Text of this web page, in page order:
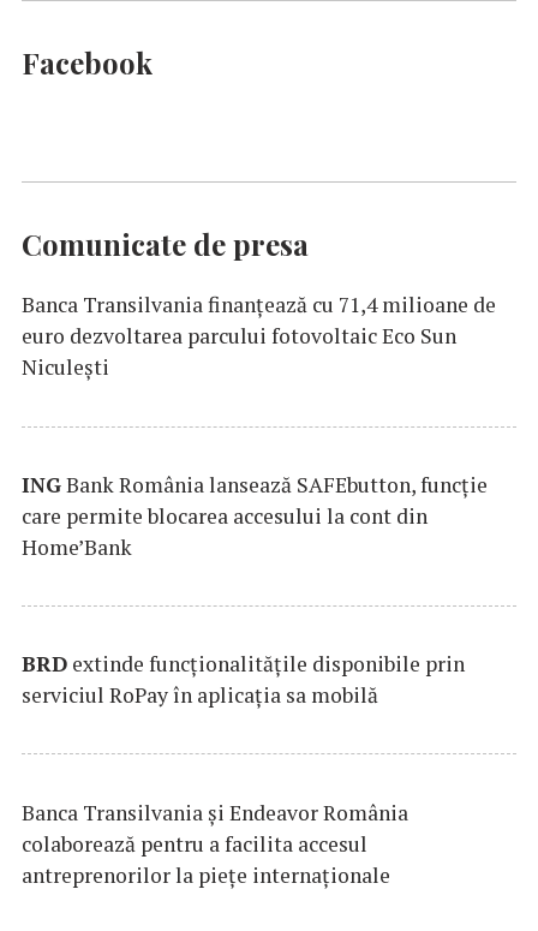
Facebook
Comunicate de presa
Banca Transilvania finanțează cu 71,4 milioane de
euro dezvoltarea parcului fotovoltaic Eco Sun
Niculești
INGBank România lansează SAFEbutton, funcţie
care permite blocarea accesului la cont din
Home’Bank
BRD extinde funcţionalităţile disponibile prin
serviciul RoPay în aplicaţia sa mobilă
Banca Transilvania şi Endeavor România
colaborează pentru a facilita accesul
antreprenorilor la pieţe internaţionale